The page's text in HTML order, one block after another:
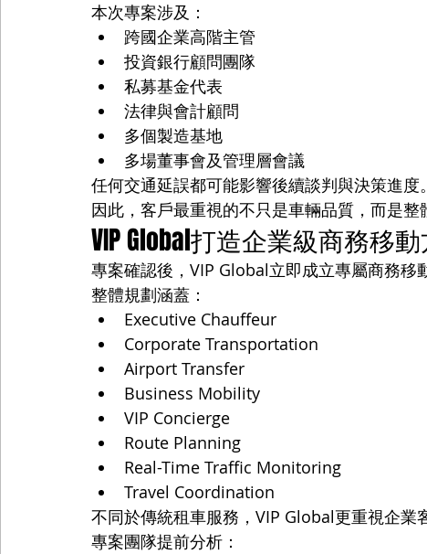
本次專案涉及：
跨國企業高階主管
投資銀行顧問團隊
私募基金代表
法律與會計顧問
多個製造基地
多場董事會及管理層會議
任何交通延誤都可能影響後續談判與決策進度。
因此，客戶最重視的不只是車輛品質，而是
VIP Global打造企業級商務移
專案確認後，VIP Global立即成立專屬商務移
整體規劃涵蓋：
Executive Chauffeur
Corporate Transportation
Airport Transfer
Business Mobility
VIP Concierge
Route Planning
Real-Time Traffic Monitoring
Travel Coordination
不同於傳統租車服務，VIP Global更重視企業
專案團隊提前分析：